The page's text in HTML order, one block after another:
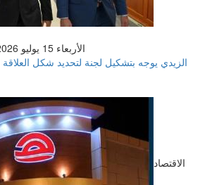
الأربعاء 15 يوليو 2026 02:57 صباحاً
الزيدي يوجه بتشكيل لجنة لتحديد شكل العلاقة
الاقتصاد